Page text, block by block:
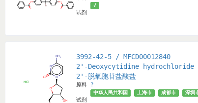
试剂
√
3992-42-5 / MFCD00012840
2'-Deoxycytidine hydrochloride
2'-脱氧胞苷盐酸盐
原料 ?
试剂
中华人民共和国 上海市 成都市 深圳